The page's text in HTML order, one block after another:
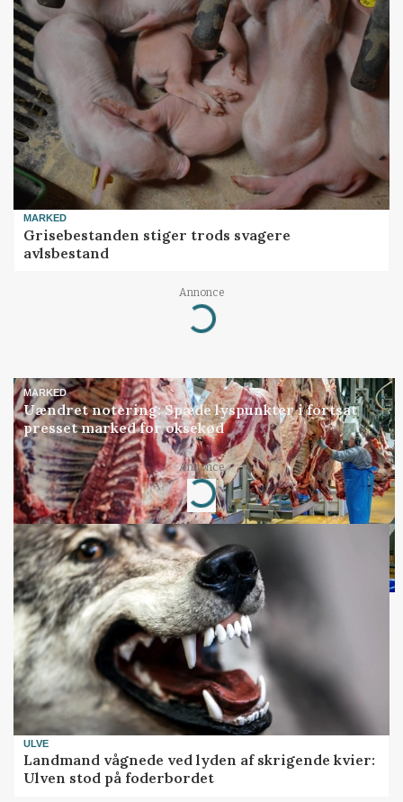
MARKED
Grisebestanden stiger trods svagere
avlsbestand
Annonce
Loading...
MARKED
Uændret notering: Spæde lyspunkter i fortsat
presset marked for oksekød
Annonce
Loading...
ULVE
Landmand vågnede ved lyden af skrigende kvier:
Ulven stod på foderbordet